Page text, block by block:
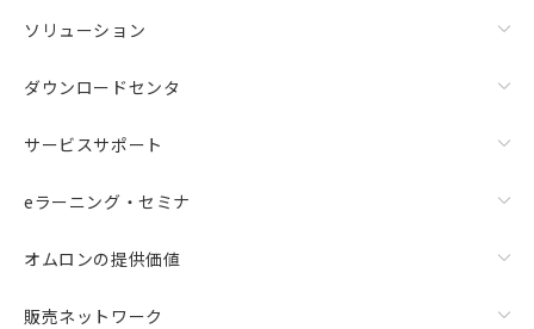
ソリューション
ダウンロードセンタ
サービスサポート
eラーニング・セミナ
オムロンの提供価値
販売ネットワーク